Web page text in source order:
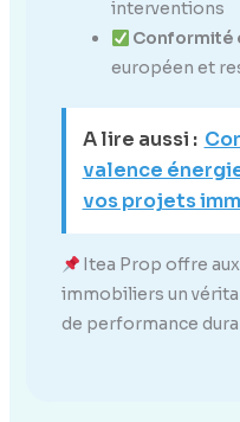
interventions
Conformité
européen et
A lire aussi :
valence
vos projets
Itea Prop offre
immobiliers un
de performance